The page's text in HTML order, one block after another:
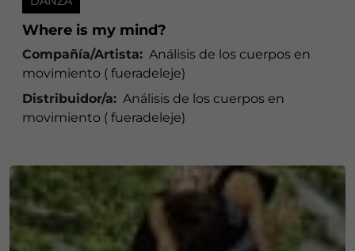
Where is my mind?
Compañía/Artista: Análisis de los cuerpos en
movimiento ( fueradeleje)
Distribuidor/a: Análisis de los cuerpos en
movimiento ( fueradeleje)